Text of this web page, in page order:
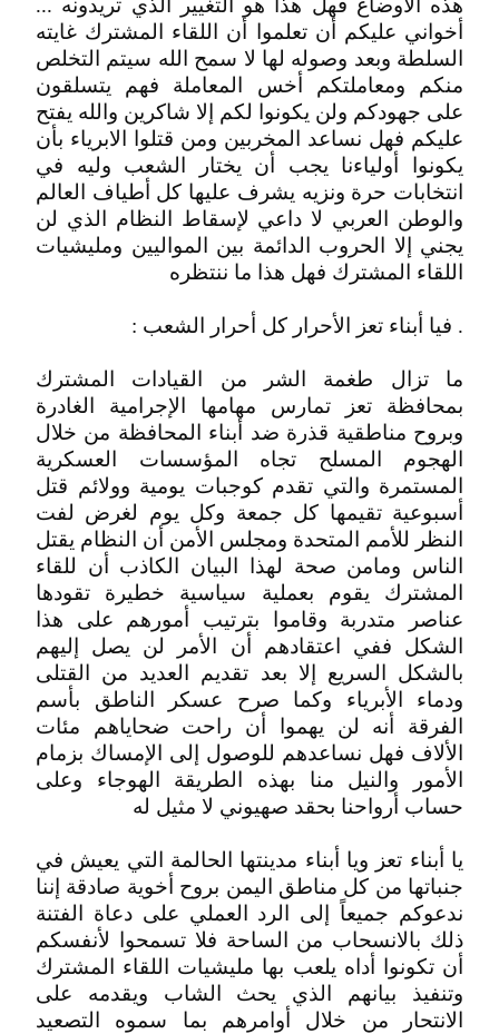
هذه الأوضاع فهل هذا هو التغيير الذي تريدونه ...
أخواني عليكم أن تعلموا أن اللقاء المشترك غايته
السلطة وبعد وصوله لها لا سمح الله سيتم التخلص
منكم ومعاملتكم أخس المعاملة فهم يتسلقون
على جهودكم ولن يكونوا لكم إلا شاكرين والله يفتح
عليكم فهل نساعد المخربين ومن قتلوا الابرياء بأن
يكونوا أولياءنا يجب أن يختار الشعب وليه في
انتخابات حرة ونزيه يشرف عليها كل أطياف العالم
والوطن العربي لا داعي لإسقاط النظام الذي لن
يجني إلا الحروب الدائمة بين المواليين ومليشيات
اللقاء المشترك فهل هذا ما ننتظره
. فيا أبناء تعز الأحرار كل أحرار الشعب :
ما تزال طغمة الشر من القيادات المشترك
بمحافظة تعز تمارس مهامها الإجرامية الغادرة
وبروح مناطقية قذرة ضد أبناء المحافظة من خلال
الهجوم المسلح تجاه المؤسسات العسكرية
المستمرة والتي تقدم كوجبات يومية وولائم قتل
أسبوعية تقيمها كل جمعة وكل يوم لغرض لفت
النظر للأمم المتحدة ومجلس الأمن أن النظام يقتل
الناس ومامن صحة لهذا البيان الكاذب أن للقاء
المشترك يقوم بعملية سياسية خطيرة تقودها
عناصر متدربة وقاموا بترتيب أمورهم على هذا
الشكل ففي اعتقادهم أن الأمر لن يصل إليهم
بالشكل السريع إلا بعد تقديم العديد من القتلى
ودماء الأبرياء وكما صرح عسكر الناطق بأسم
الفرقة أنه لن يهموا أن راحت ضحاياهم مئات
الألاف فهل نساعدهم للوصول إلى الإمساك بزمام
الأمور والنيل منا بهذه الطريقة الهوجاء وعلى
حساب أرواحنا بحقد صهيوني لا مثيل له
يا أبناء تعز ويا أبناء مدينتها الحالمة التي يعيش في
جنباتها من كل مناطق اليمن بروح أخوية صادقة إننا
ندعوكم جميعاً إلى الرد العملي على دعاة الفتنة
ذلك بالانسحاب من الساحة فلا تسمحوا لأنفسكم
أن تكونوا أداه يلعب بها مليشيات اللقاء المشترك
وتنفيذ بيانهم الذي يحث الشاب ويقدمه على
الانتحار من خلال أوامرهم بما سموه التصعيد